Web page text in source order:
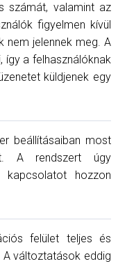
számát, valamint az
figyelmen kívül
nem jelennek meg. A
így a felhasználóknak
küldjenek egy
beállításaiban most
A rendszert úgy
kapcsolatot hozzon
felület teljes és
változtatások eddig